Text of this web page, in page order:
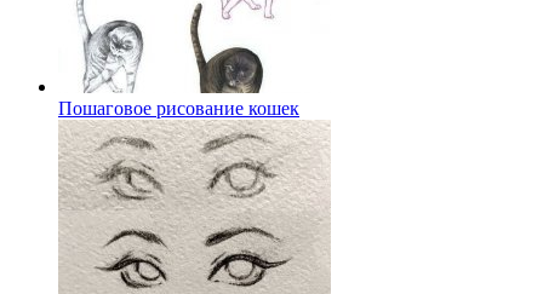
Пошаговое рисование кошек